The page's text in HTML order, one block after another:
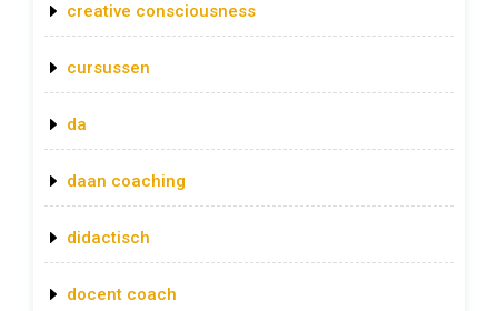
creative consciousness
cursussen
da
daan coaching
didactisch
docent coach